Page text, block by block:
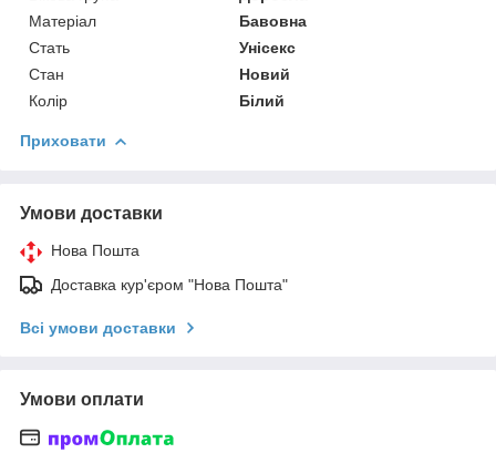
Матеріал
Бавовна
Стать
Унісекс
Стан
Новий
Колір
Білий
Приховати
Умови доставки
Нова Пошта
Доставка кур'єром "Нова Пошта"
Всі умови доставки
Умови оплати